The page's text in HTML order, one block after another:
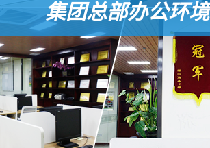
集团总部办公环境